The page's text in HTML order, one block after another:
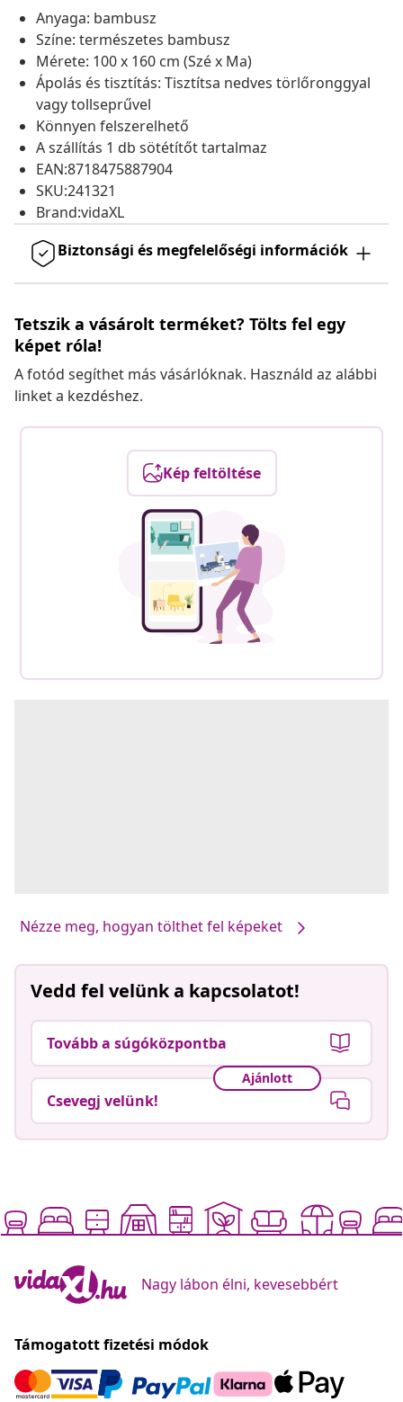
Anyaga: bambusz
Színe: természetes bambusz
Mérete: 100 x 160 cm (Szé x Ma)
Ápolás és tisztítás: Tisztítsa nedves törlőronggyal
vagy tollseprűvel
Könnyen felszerelhető
A szállítás 1 db sötétítőt tartalmaz
EAN:8718475887904
SKU:241321
Brand:vidaXL
Biztonsági és megfelelőségi információk
Tetszik a vásárolt terméket? Tölts fel egy
képet róla!
A fotód segíthet más vásárlóknak. Használd az alábbi
linket a kezdéshez.
Kép feltöltése
Nézze meg, hogyan tölthet fel képeket
Vedd fel velünk a kapcsolatot!
Tovább a súgóközpontba
Ajánlott
Csevegj velünk!
Nagy lábon élni, kevesebbért
Támogatott fizetési módok